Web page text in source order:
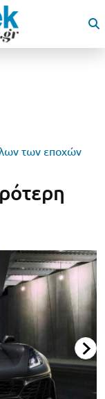
των εποχών